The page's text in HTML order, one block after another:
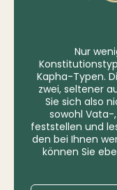
Nur
Kapha-Typen.
zwei, seltener
Sie sich also
sowohl
feststellen und
den bei Ihnen
können Sie